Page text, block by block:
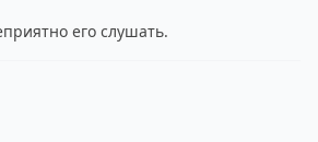
его слушать.